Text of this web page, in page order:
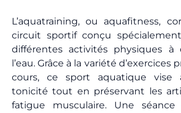
L’aquatraining, ou aquafitness,
circuit sportif conçu
différentes activités physiques à
l’eau. Grâce à la variété d’exercices
cours, ce sport aquatique vise
tonicité tout en préservant les
fatigue musculaire. Une séance